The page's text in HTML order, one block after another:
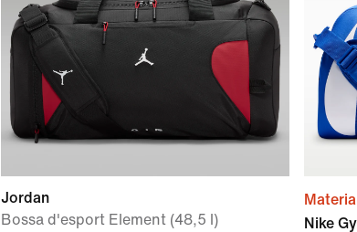
Jordan
Bossa d'esport Element (48,5 l)
Nike